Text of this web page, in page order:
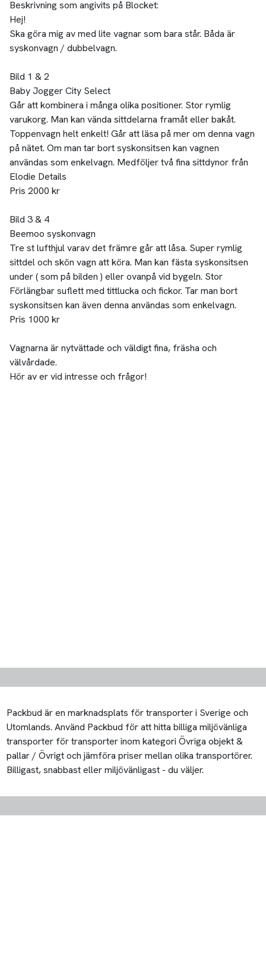
Beskrivning som angivits på Blocket:
Hej!
Ska göra mig av med lite vagnar som bara står. Båda är
syskonvagn / dubbelvagn.
Bild 1 & 2
Baby Jogger City Select
Går att kombinera i många olika positioner. Stor rymlig
varukorg. Man kan vända sittdelarna framåt eller bakåt.
Toppenvagn helt enkelt! Går att läsa på mer om denna vagn
på nätet. Om man tar bort syskonsitsen kan vagnen
användas som enkelvagn. Medföljer två fina sittdynor från
Elodie Details
Pris 2000 kr
Bild 3 & 4
Beemoo syskonvagn
Tre st lufthjul varav det främre går att låsa. Super rymlig
sittdel och skön vagn att köra. Man kan fästa syskonsitsen
under ( som på bilden ) eller ovanpå vid bygeln. Stor
Förlängbar suflett med tittlucka och fickor. Tar man bort
syskonsitsen kan även denna användas som enkelvagn.
Pris 1000 kr
Vagnarna är nytvättade och väldigt fina, fräsha och
välvårdade.
Hör av er vid intresse och frågor!
Packbud är en marknadsplats för transporter i Sverige och
Utomlands. Använd Packbud för att hitta billiga miljövänliga
transporter för transporter inom kategori Övriga objekt &
pallar / Övrigt och jämföra priser mellan olika transportörer.
Billigast, snabbast eller miljövänligast - du väljer.